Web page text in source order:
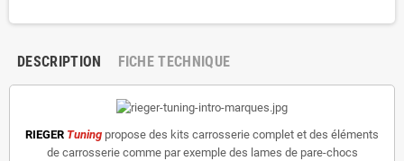
DESCRIPTION FICHE TECHNIQUE
RIEGER Tuning propose des kits carrosserie complet et des éléments
de carrosserie comme par exemple des lames de pare-chocs